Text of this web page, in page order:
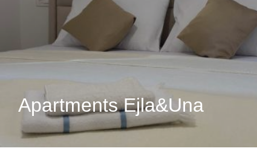
Apartments Ejla&Una